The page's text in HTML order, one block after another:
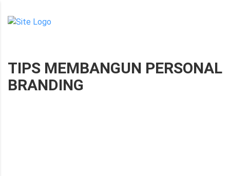
TIPS MEMBANGUN PERSONAL
BRANDING